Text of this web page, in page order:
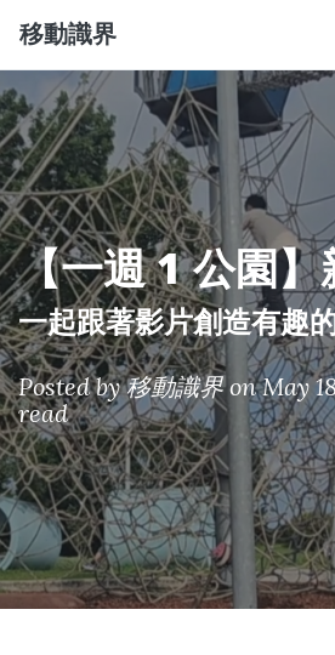
移動識界
【一週 1 公園】
一起跟著影片創造有趣
Posted by移動識界on May
read